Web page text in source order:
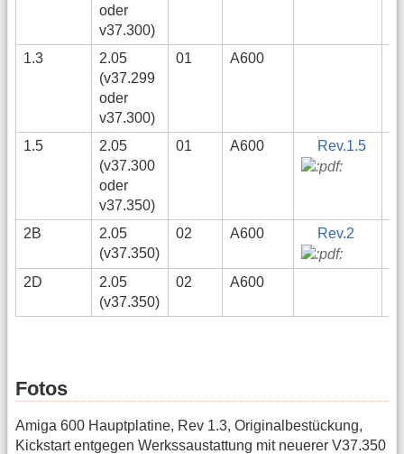
oder
v37.300)
1.3
2.05
(v37.299
oder
v37.300)
01 A600
1.5
2.05
(v37.300
oder
v37.350)
01 A600 Rev.1.5
2B
2.05
(v37.350)
02 A600 Rev.2
2D
2.05
(v37.350)
02 A600
Fotos
Amiga 600 Hauptplatine, Rev 1.3, Originalbestückung,
Kickstart entgegen Werkssaustattung mit neuerer V37.350